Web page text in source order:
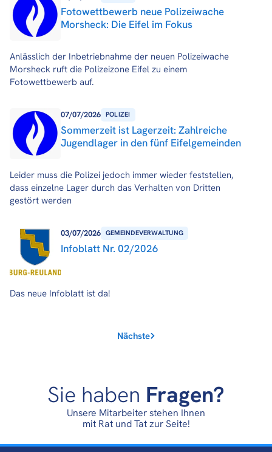
Fotowettbewerb neue Polizeiwache
Morsheck: Die Eifel im Fokus
Anlässlich der Inbetriebnahme der neuen Polizeiwache
Morsheck ruft die Polizeizone Eifel zu einem
Fotowettbewerb auf.
07/07/2026 POLIZEI
Sommerzeit ist Lagerzeit: Zahlreiche
Jugendlager in den fünf Eifelgemeinden
Leider muss die Polizei jedoch immer wieder feststellen,
dass einzelne Lager durch das Verhalten von Dritten
gestört werden
03/07/2026 GEMEINDEVERWALTUNG
Infoblatt Nr. 02/2026
Das neue Infoblatt ist da!
Nächste
Sie haben Fragen?
Unsere Mitarbeiter stehen Ihnen
mit Rat und Tat zur Seite!